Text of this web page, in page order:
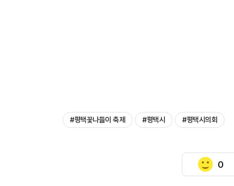
#평택꽃나들이 축제 #평택시 #평택시의회
0